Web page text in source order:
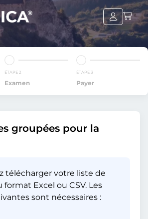
ÉTAPE 2
Examen
ÉTAPE 3
Payer
groupées pour la
télécharger votre liste de
format Excel ou CSV. Les
sont nécessaires :